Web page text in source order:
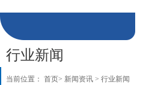
行业新闻
当前位置： 首页> 新闻资讯 > 行业新闻